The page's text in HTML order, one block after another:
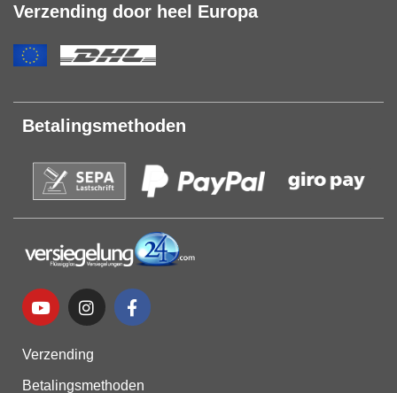
Verzending door heel Europa
Betalingsmethoden
Verzending
Betalingsmethoden